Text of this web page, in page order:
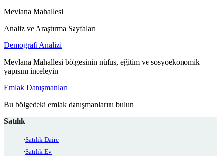
Mevlana Mahallesi
Analiz ve Araştırma Sayfaları
Demografi Analizi
Mevlana Mahallesi bölgesinin nüfus, eğitim ve sosyoekonomik
yapısını inceleyin
Emlak Danışmanları
Bu bölgedeki emlak danışmanlarını bulun
Satılık
Satılık Daire
Satılık Ev